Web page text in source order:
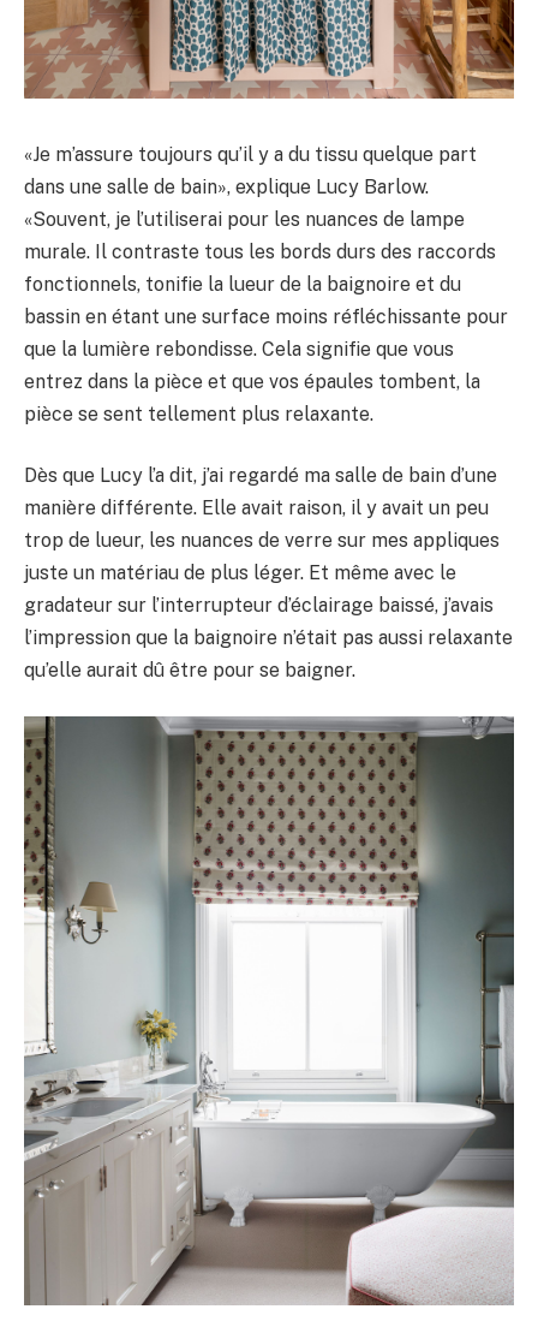
«Je m’assure toujours qu’il y a du tissu quelque part
dans une salle de bain», explique Lucy Barlow.
«Souvent, je l’utiliserai pour les nuances de lampe
murale. Il contraste tous les bords durs des raccords
fonctionnels, tonifie la lueur de la baignoire et du
bassin en étant une surface moins réfléchissante pour
que la lumière rebondisse. Cela signifie que vous
entrez dans la pièce et que vos épaules tombent, la
pièce se sent tellement plus relaxante.
Dès que Lucy l’a dit, j’ai regardé ma salle de bain d’une
manière différente. Elle avait raison, il y avait un peu
trop de lueur, les nuances de verre sur mes appliques
juste un matériau de plus léger. Et même avec le
gradateur sur l’interrupteur d’éclairage baissé, j’avais
l’impression que la baignoire n’était pas aussi relaxante
qu’elle aurait dû être pour se baigner.